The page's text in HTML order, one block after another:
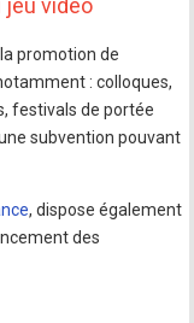
jeu vidéo
promotion de
: colloques,
festivals de portée
subvention pouvant
, dispose également
des